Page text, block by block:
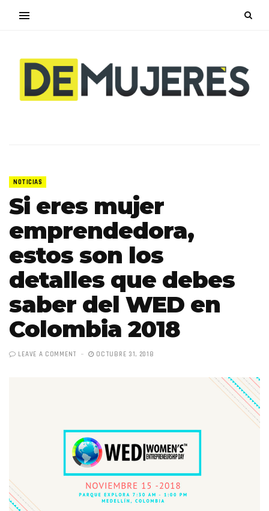
NOTICIAS
Si eres mujer
emprendedora,
estos son los
detalles que debes
saber del WED en
Colombia 2018
LEAVE A COMMENT OCTUBRE 31, 2018